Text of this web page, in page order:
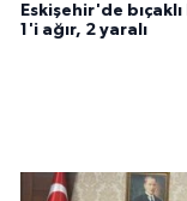
Eskişehir'de
1'i ağır, 2 yaralı